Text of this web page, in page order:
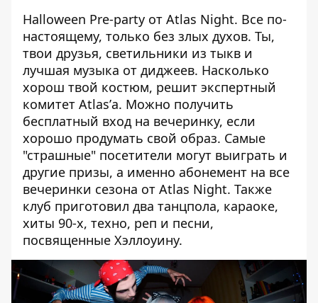
Halloween Pre-party от Atlas Night. Все по-
настоящему, только без злых духов. Ты,
твои друзья, светильники из тыкв и
лучшая музыка от диджеев. Насколько
хорош твой костюм, решит экспертный
комитет Atlas’а. Можно получить
бесплатный вход на вечеринку, если
хорошо продумать свой образ. Самые
"страшные" посетители могут выиграть и
другие призы, а именно абонемент на все
вечеринки сезона от Atlas Night. Также
клуб приготовил два танцпола, караоке,
хиты 90-х, техно, реп и песни,
посвященные Хэллоуину.